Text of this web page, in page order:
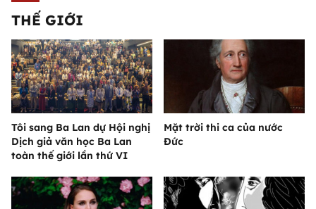
THẾ GIỚI
Tôi sang Ba Lan dự Hội nghị
Dịch giả văn học Ba Lan
toàn thế giới lần thứ VI
Mặt trời thi ca của nước
Đức